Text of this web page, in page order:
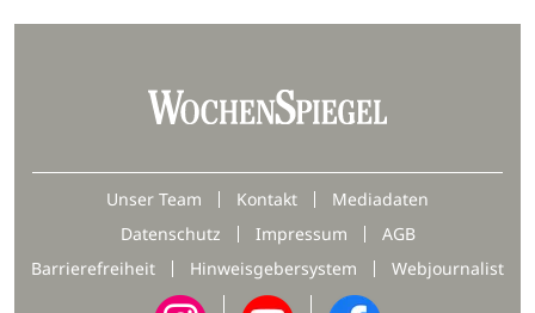
Unser Team Kontakt
Mediadaten
Datenschutz
Impressum
AGB
Barrierefreiheit
Hinweisgebersystem Webjournalist